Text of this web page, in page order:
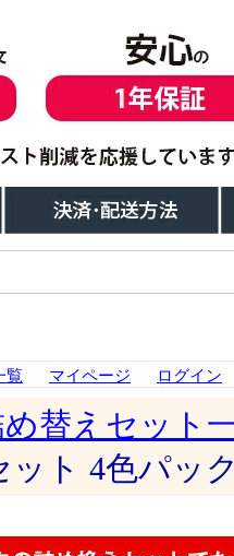
覧 マイページ ログイン
替えセット
ット 4色パック